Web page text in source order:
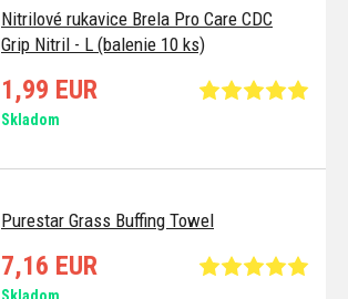
Nitrilové rukavice Brela Pro Care CDC
Grip Nitril - L (balenie 10 ks)
1,99 EUR
Skladom
Purestar Grass Buffing Towel
7,16 EUR